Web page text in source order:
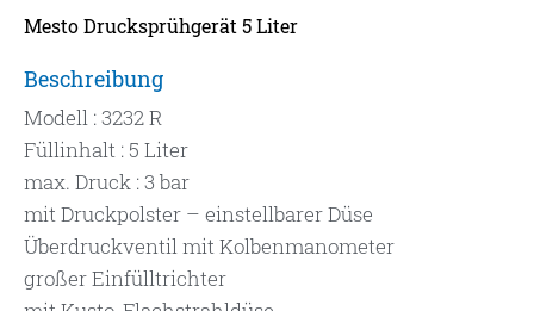
Mesto Drucksprühgerät 5 Liter
Beschreibung
Modell : 3232 R
Füllinhalt : 5 Liter
max. Druck : 3 bar
mit Druckpolster – einstellbarer Düse
Überdruckventil mit Kolbenmanometer
großer Einfülltrichter